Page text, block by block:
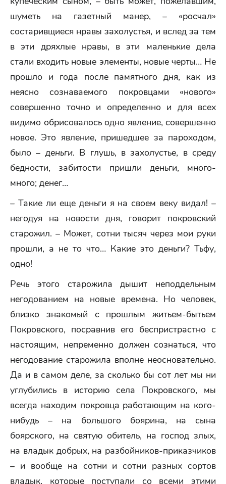
шуметь на газетный манер, – «росчал»
состаривщиеся нравы захолустья, и вслед за тем
в эти дряхлые нравы, в эти маленькие дела
стали входить новые элементы, новые черты… Не
прошло и года после памятного дня, как из
неясно сознаваемого покровцами «нового»
совершенно точно и определенно и для всех
видимо обрисовалось одно явление, совершенно
новое. Это явление, пришедшее за пароходом,
было –деньги. В глушь, в захолустье, в среду
бедности, забитости пришли деньги, много-
много; денег…
– Такие ли еще деньги я на своем веку видал! –
негодуя на новости дня, говорит покровский
старожил. – Может, сотни тысяч через мои руки
прошли, а не то что… Какие это деньги? Тьфу,
одно!
Речь этого старожила дышит неподдельным
негодованием на новые времена. Но человек,
близко знакомый с прошлым житьем-бытьем
Покровского, посравнив его беспристрастно с
настоящим, непременно должен сознаться, что
негодование старожила вполне неосновательно.
Да и в самом деле, за сколько бы сот лет мы ни
углубились в историю села Покровского, мы
всегда находим покровца работающим на кого-
нибудь – на большого боярина, на сына
боярского, на святую обитель, на господ злых,
на владык добрых, на разбойников-приказчиков
– и вообще на сотни и сотни разных сортов
владык, которые поступали со всеми этими